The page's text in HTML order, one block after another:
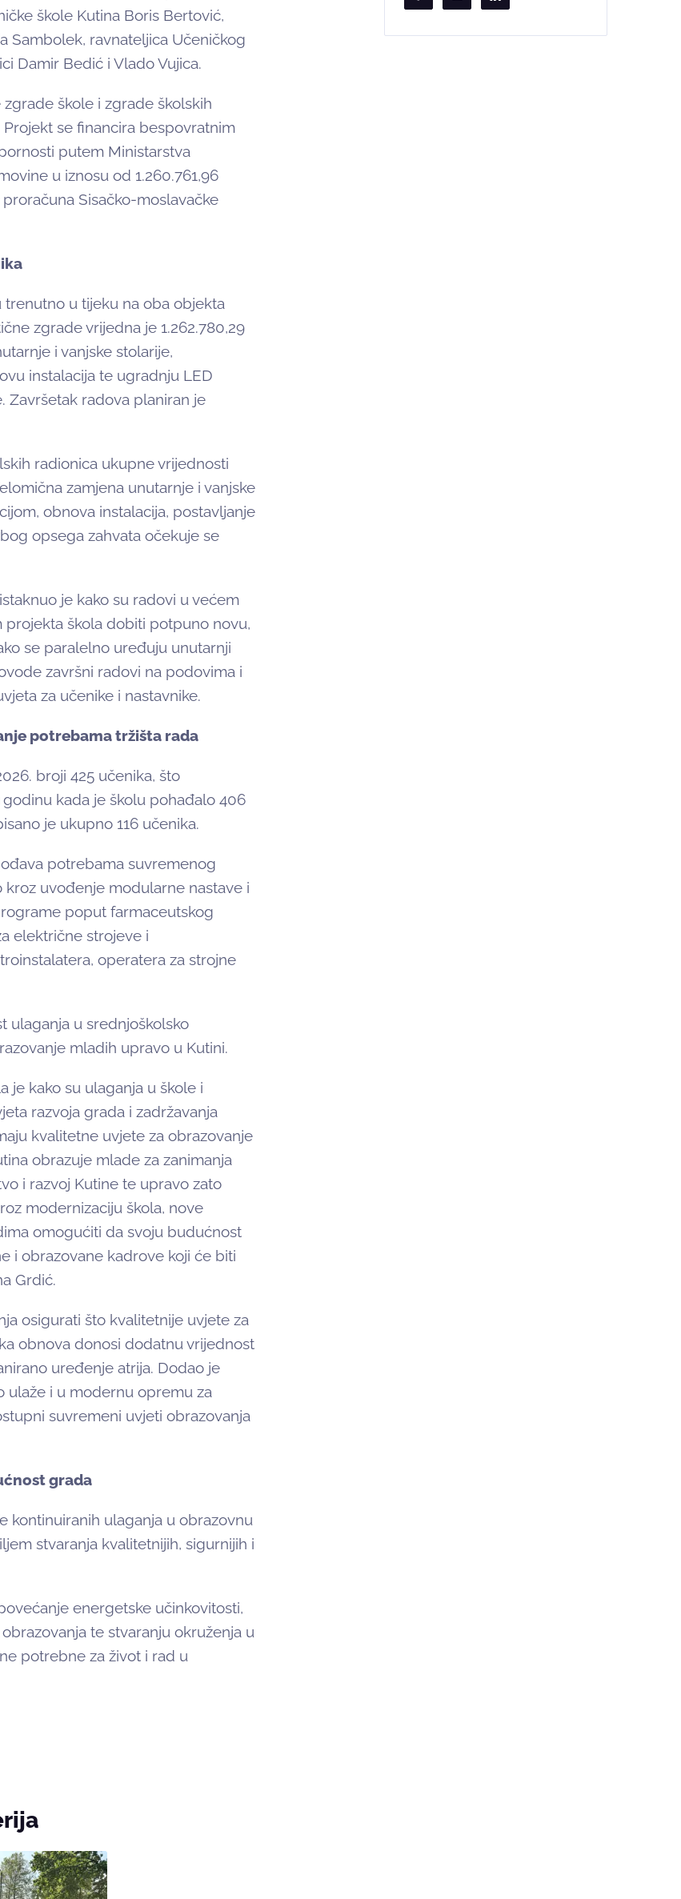
škole Kutina Boris Bertović,
Sambolek, ravnateljica Učeničkog
Damir Bedić i Vlado Vujica.
škole i zgrade školskih
se financira bespovratnim
putem Ministarstva
u iznosu od 1.260.761,96
Sisačko-moslavačke
u tijeku na oba objekta
zgrade vrijedna je 1.262.780,29
i vanjske stolarije,
instalacija te ugradnju LED
Završetak radova planiran je
radionica ukupne vrijednosti
zamjena unutarnje i vanjske
obnova instalacija, postavljanje
opsega zahvata očekuje se
je kako su radovi u većem
škola dobiti potpuno novu,
se paralelno uređuju unutarnji
završni radovi na podovima i
za učenike i nastavnike.
potrebama tržišta rada
broji 425 učenika, što
kada je školu pohađalo 406
je ukupno 116 učenika.
potrebama suvremenog
uvođenje modularne nastave i
poput farmaceutskog
električne strojeve i
operatera za strojne
ulaganja u srednjoškolsko
mladih upravo u Kutini.
je kako su ulaganja u škole i
razvoja grada i zadržavanja
kvalitetne uvjete za obrazovanje
obrazuje mlade za zanimanja
i razvoj Kutine te upravo zato
modernizaciju škola, nove
omogućiti da svoju budućnost
i obrazovane kadrove koji će biti
Grdić.
osigurati što kvalitetnije uvjete za
obnova donosi dodatnu vrijednost
uređenje atrija. Dodao je
ulaže i u modernu opremu za
suvremeni uvjeti obrazovanja
grada
kontinuiranih ulaganja u obrazovnu
stvaranja kvalitetnijih, sigurnijih i
energetske učinkovitosti,
te stvaranju okruženja u
potrebne za život i rad u